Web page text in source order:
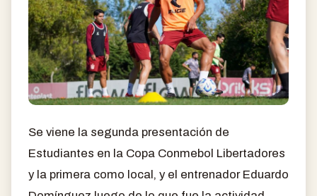
Se viene la segunda presentación de
Estudiantes en la Copa Conmebol Libertadores
y la primera como local, y el entrenador Eduardo